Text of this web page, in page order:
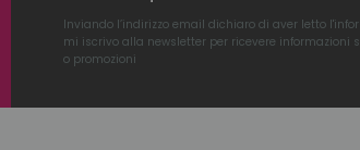
Inviando l’indirizzo email dichiaro di aver letto l'
mi iscrivo alla newsletter per ricevere informazioni
o promozioni